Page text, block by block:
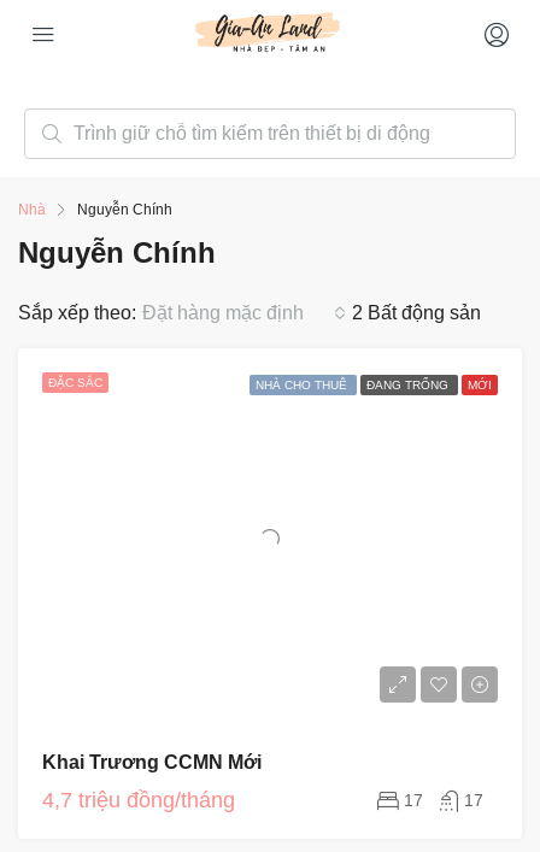
Nhà Nguyễn Chính
Nguyễn Chính
2 Bất động sản
Sắp xếp theo: Đặt hàng mặc định
ĐẶC SẮC NHÀ CHO THUÊ ĐANG TRỐNG MỚI
Khai Trương CCMN Mới
4,7 triệu đồng/tháng 17 17